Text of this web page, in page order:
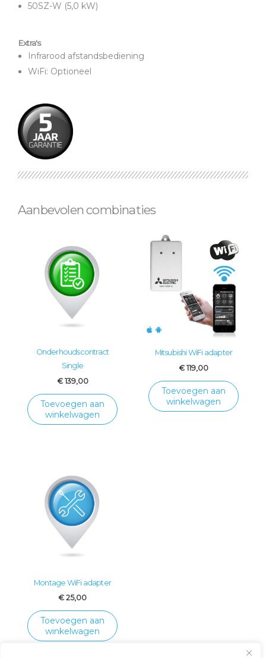
50SZ-W (5,0 kW)
Extra's
Infrarood afstandsbediening
WiFi: Optioneel
Aanbevolen combinaties
Onderhoudscontract
Single
€139,00
Toevoegen aan
winkelwagen
Mitsubishi WiFi adapter
€ 119,00
Toevoegen aan
winkelwagen
Montage WiFi adapter
€ 25,00
Toevoegen aan
winkelwagen